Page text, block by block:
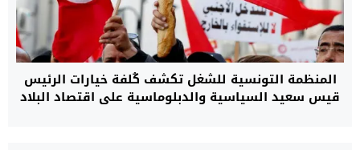
المنظمة التونسية للشغل تكشف كُلفة خيارات الرئيس
قيس سعيد السياسية والدبلوماسية على اقتصاد البلاد